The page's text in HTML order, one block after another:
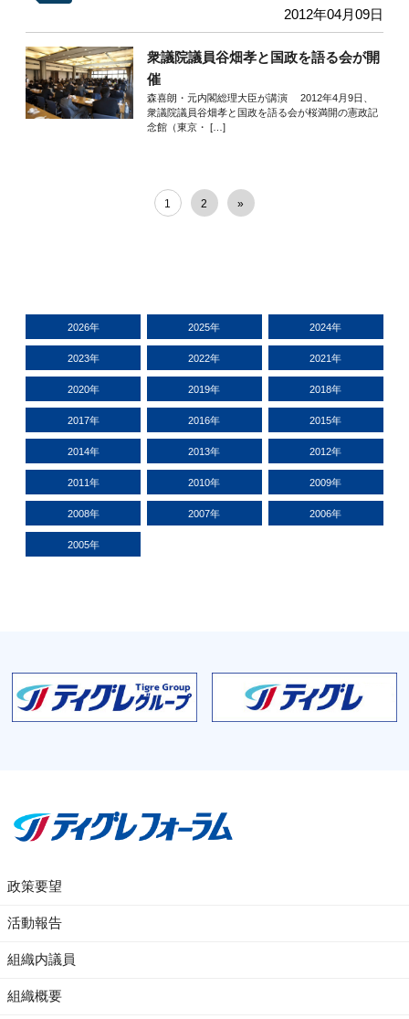
2012年04月09日
衆議院議員谷畑孝と国政を語る会が開
催
森喜朗・元内閣総理大臣が講演 2012年4月9日、
衆議院議員谷畑孝と国政を語る会が桜満開の憲政記
念館（東京・ […]
1 2 »
2026年 2025年 2024年
2023年 2022年 2021年
2020年 2019年 2018年
2017年 2016年 2015年
2014年 2013年 2012年
2011年 2010年 2009年
2008年 2007年 2006年
2005年
政策要望
活動報告
組織内議員
組織概要